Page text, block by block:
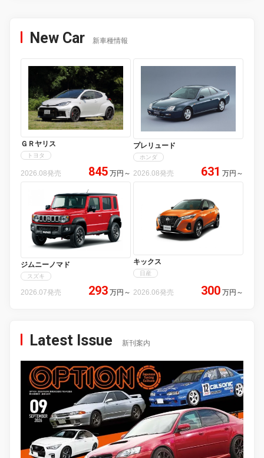
New Car 新車種情報
ＧＲヤリス
トヨタ
2026.08発売 845 万円 ～
プレリュード
ホンダ
2026.08発売 631 万円 ～
ジムニーノマド
スズキ
2026.07発売 293 万円 ～
キックス
日産
2026.06発売 300 万円 ～
Latest Issue 新刊案内